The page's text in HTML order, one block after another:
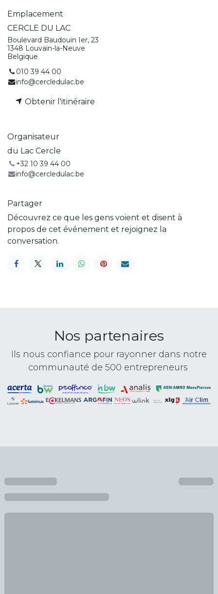
Emplacement
CERCLE DU LAC
Boulevard Baudouin Ier, 23
1348 Louvain-la-Neuve
Belgique
010 39 44 00
info@cercledulac.be
Obtenir l'itinéraire
Organisateur
du Lac Cercle
+32 10 39 44 00
info@cercledulac.be
Partager
Découvrez ce que les gens voient et disent à
propos de cet événement et rejoignez la
conversation.
Nos partenaires
Ils nous confiance pour rayonner dans notre
communauté de 500 entrepreneurs